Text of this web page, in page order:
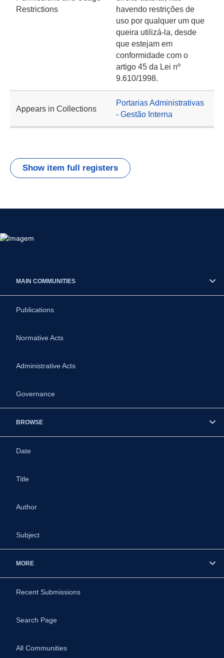
Restrictions
havendo restrições de
uso por qualquer um que
queira utilizá-la, desde
que estejam em
conformidade com o
artigo 45 da Lei nº
9.610/1998.
Appears in Collections
Portarias Administrativas
- Gestão Interna
Show item full registers
MAIN COMMUNITIES
Publications
Normative Acts
Administrative Acts
Governance
BROWSE
Date
Title
Author
Subject
MORE
Recent Submissions
Search Page
All Communities